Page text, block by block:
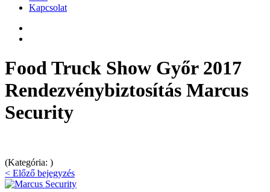
Kapcsolat
Food Truck Show Győr 2017
Rendezvénybiztosítás Marcus
Security
(Kategória: )
< Előző bejegyzés